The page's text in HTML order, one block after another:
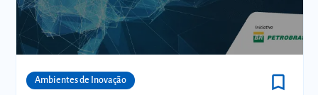
Ambientes de Inovação bookmark_border